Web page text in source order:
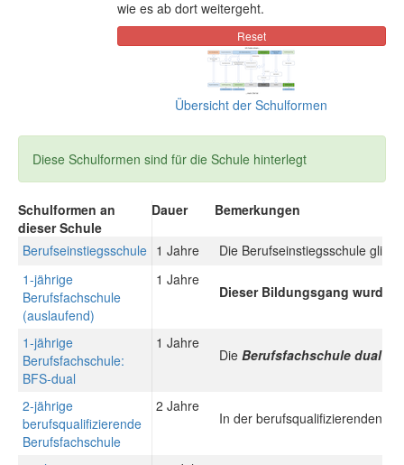
wie es ab dort weitergeht.
Übersicht der Schulformen
Diese Schulformen sind für die Schule hinterlegt
Schulformen an
dieser Schule
Dauer Bemerkungen
Berufseinstiegsschule 1 Jahre
Die Berufseinstiegsschule
1-jährige
Berufsfachschule
(auslaufend)
1 Jahre
Dieser Bildungsgang wurde
1-jährige
Berufsfachschule:
BFS-dual
1 Jahre
Die Berufsfachschule dual
2-jährige
berufsqualifizierende
Berufsfachschule
2 Jahre
In der berufsqualifizierenden